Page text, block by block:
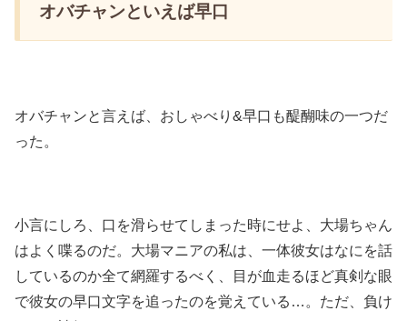
オバチャンといえば早口
オバチャンと言えば、おしゃべり&早口も醍醐味の一つだ
った。
小言にしろ、口を滑らせてしまった時にせよ、大場ちゃん
はよく喋るのだ。大場マニアの私は、一体彼女はなにを話
しているのか全て網羅するべく、目が血走るほど真剣な眼
で彼女の早口文字を追ったのを覚えている…。ただ、負け